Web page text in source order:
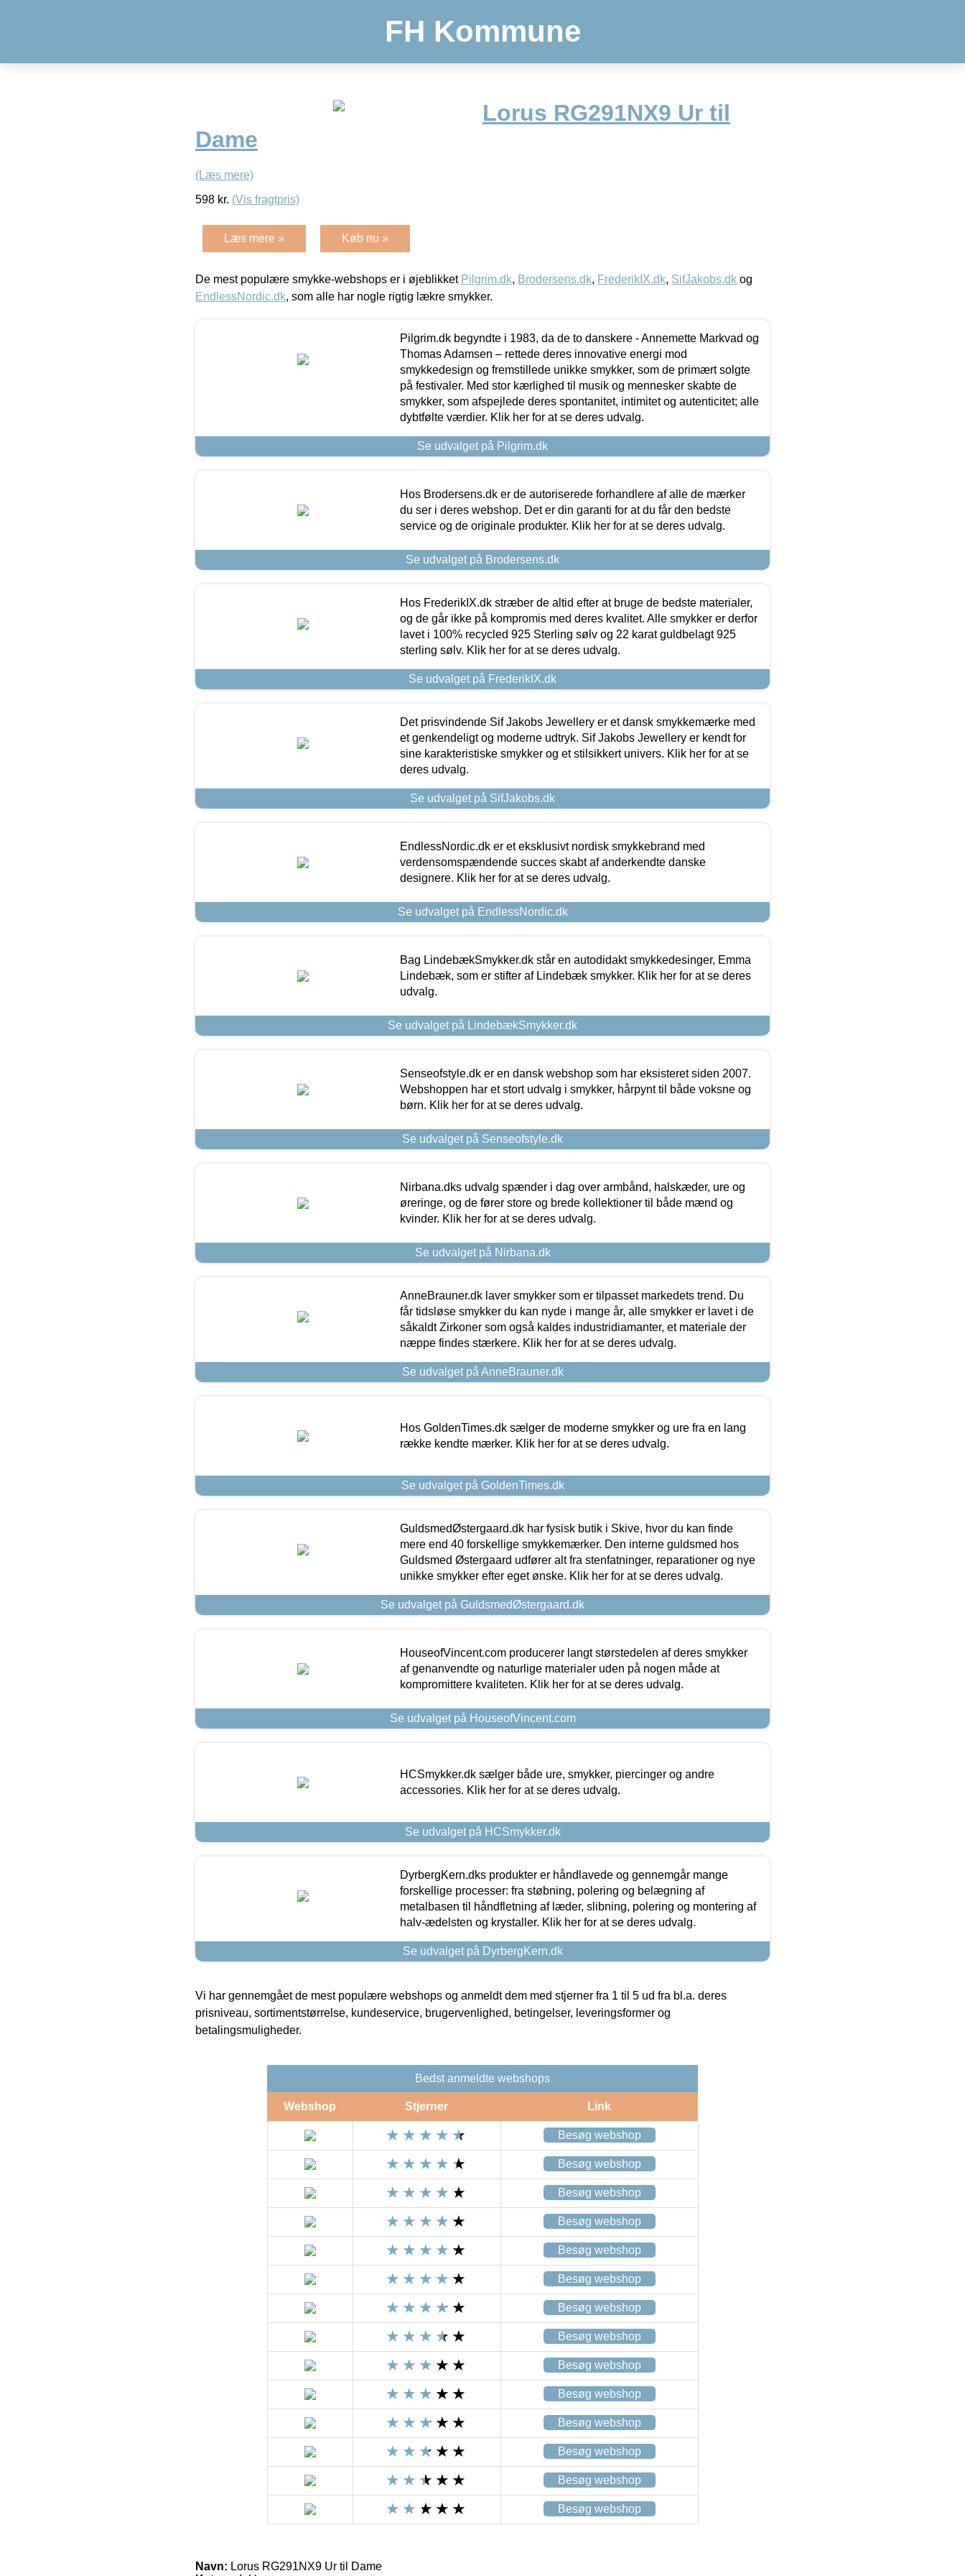
FH Kommune
Lorus RG291NX9 Ur til
Dame
(Læs mere)
598 kr. (Vis fragtpris)
Læs mere » Køb nu »
De mest populære smykke-webshops er i øjeblikket Pilgrim.dk, Brodersens.dk, FrederikIX.dk, SifJakobs.dk og
EndlessNordic.dk, som alle har nogle rigtig lækre smykker.
Pilgrim.dk begyndte i 1983, da de to danskere - Annemette Markvad og
Thomas Adamsen – rettede deres innovative energi mod
smykkedesign og fremstillede unikke smykker, som de primært solgte
på festivaler. Med stor kærlighed til musik og mennesker skabte de
smykker, som afspejlede deres spontanitet, intimitet og autenticitet; alle
dybtfølte værdier. Klik her for at se deres udvalg.
Se udvalget på Pilgrim.dk
Hos Brodersens.dk er de autoriserede forhandlere af alle de mærker
du ser i deres webshop. Det er din garanti for at du får den bedste
service og de originale produkter. Klik her for at se deres udvalg.
Se udvalget på Brodersens.dk
Hos FrederikIX.dk stræber de altid efter at bruge de bedste materialer,
og de går ikke på kompromis med deres kvalitet. Alle smykker er derfor
lavet i 100% recycled 925 Sterling sølv og 22 karat guldbelagt 925
sterling sølv. Klik her for at se deres udvalg.
Se udvalget på FrederikIX.dk
Det prisvindende Sif Jakobs Jewellery er et dansk smykkemærke med
et genkendeligt og moderne udtryk. Sif Jakobs Jewellery er kendt for
sine karakteristiske smykker og et stilsikkert univers. Klik her for at se
deres udvalg.
Se udvalget på SifJakobs.dk
EndlessNordic.dk er et eksklusivt nordisk smykkebrand med
verdensomspændende succes skabt af anderkendte danske
designere. Klik her for at se deres udvalg.
Se udvalget på EndlessNordic.dk
Bag LindebækSmykker.dk står en autodidakt smykkedesinger, Emma
Lindebæk, som er stifter af Lindebæk smykker. Klik her for at se deres
udvalg.
Se udvalget på LindebækSmykker.dk
Senseofstyle.dk er en dansk webshop som har eksisteret siden 2007.
Webshoppen har et stort udvalg i smykker, hårpynt til både voksne og
børn. Klik her for at se deres udvalg.
Se udvalget på Senseofstyle.dk
Nirbana.dks udvalg spænder i dag over armbånd, halskæder, ure og
øreringe, og de fører store og brede kollektioner til både mænd og
kvinder. Klik her for at se deres udvalg.
Se udvalget på Nirbana.dk
AnneBrauner.dk laver smykker som er tilpasset markedets trend. Du
får tidsløse smykker du kan nyde i mange år, alle smykker er lavet i de
såkaldt Zirkoner som også kaldes industridiamanter, et materiale der
næppe findes stærkere. Klik her for at se deres udvalg.
Se udvalget på AnneBrauner.dk
Hos GoldenTimes.dk sælger de moderne smykker og ure fra en lang
række kendte mærker. Klik her for at se deres udvalg.
Se udvalget på GoldenTimes.dk
GuldsmedØstergaard.dk har fysisk butik i Skive, hvor du kan finde
mere end 40 forskellige smykkemærker. Den interne guldsmed hos
Guldsmed Østergaard udfører alt fra stenfatninger, reparationer og nye
unikke smykker efter eget ønske. Klik her for at se deres udvalg.
Se udvalget på GuldsmedØstergaard.dk
HouseofVincent.com producerer langt størstedelen af deres smykker
af genanvendte og naturlige materialer uden på nogen måde at
kompromittere kvaliteten. Klik her for at se deres udvalg.
Se udvalget på HouseofVincent.com
HCSmykker.dk sælger både ure, smykker, piercinger og andre
accessories. Klik her for at se deres udvalg.
Se udvalget på HCSmykker.dk
DyrbergKern.dks produkter er håndlavede og gennemgår mange
forskellige processer: fra støbning, polering og belægning af
metalbasen til håndfletning af læder, slibning, polering og montering af
halv-ædelsten og krystaller. Klik her for at se deres udvalg.
Se udvalget på DyrbergKern.dk
Vi har gennemgået de mest populære webshops og anmeldt dem med stjerner fra 1 til 5 ud fra bl.a. deres
prisniveau, sortimentstørrelse, kundeservice, brugervenlighed, betingelser, leveringsformer og
betalingsmuligheder.
Bedst anmeldte webshops
Webshop Stjerner Link
Besøg webshop
Besøg webshop
Besøg webshop
Besøg webshop
Besøg webshop
Besøg webshop
Besøg webshop
Besøg webshop
Besøg webshop
Besøg webshop
Besøg webshop
Besøg webshop
Besøg webshop
Besøg webshop
Navn: Lorus RG291NX9 Ur til Dame